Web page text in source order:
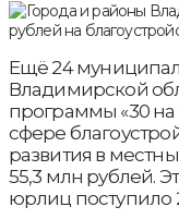
Ещё 24
Владимирской
программы «30 на
сфере
развития в
55,3 млн рублей.
юрлиц поступило